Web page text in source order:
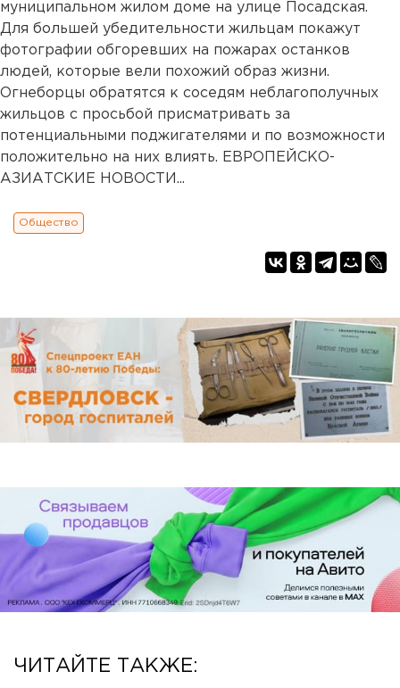
муниципальном жилом доме на улице Посадская.
Для большей убедительности жильцам покажут
фотографии обгоревших на пожарах останков
людей, которые вели похожий образ жизни.
Огнеборцы обратятся к соседям неблагополучных
жильцов с просьбой присматривать за
потенциальными поджигателями и по возможности
положительно на них влиять. ЕВРОПЕЙСКО-
АЗИАТСКИЕ НОВОСТИ...
Общество
ЧИТАЙТЕ ТАКЖЕ: